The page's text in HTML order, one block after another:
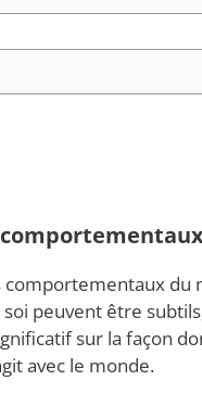
comportementaux du
peuvent être
sur la façon
avec le monde.